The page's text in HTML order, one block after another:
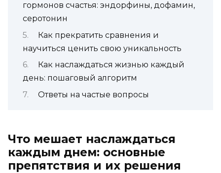
гормонов счастья: эндорфины, дофамин,
серотонин
Как прекратить сравнения и
научиться ценить свою уникальность
Как наслаждаться жизнью каждый
день: пошаговый алгоритм
Ответы на частые вопросы
Что мешает наслаждаться
каждым днем: основные
препятствия и их решения